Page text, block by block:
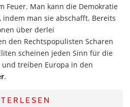
Feuer. Man kann die Demokratie
man sie abschafft. Bereits
über derlei
den Rechtspopulisten Scharen
scheinen jeden Sinn für die
treiben Europa in den
.